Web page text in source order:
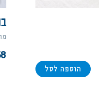
מחיר
הוספה לסל